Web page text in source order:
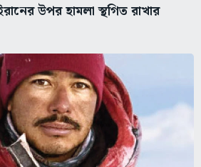
উপর হামলা স্থগিত রাখার